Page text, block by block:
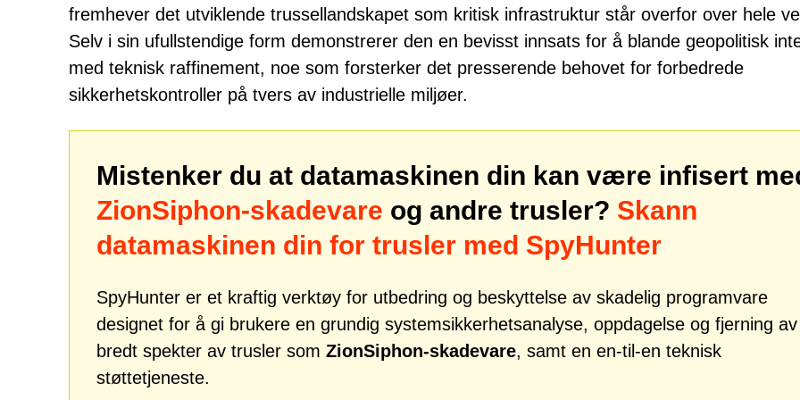
fremhever det utviklende trussellandskapet som kritisk infrastruktur står overfor over hele
Selv i sin ufullstendige form demonstrerer den en bevisst innsats for å blande geopolitisk
med teknisk raffinement, noe som forsterker det presserende behovet for forbedrede
sikkerhetskontroller på tvers av industrielle miljøer.
Mistenker du at datamaskinen din kan være infisert
ZionSiphon-skadevare og andre trusler? Skann
datamaskinen din for trusler med SpyHunter
SpyHunter er et kraftig verktøy for utbedring og beskyttelse av skadelig programvare
designet for å gi brukere en grundig systemsikkerhetsanalyse, oppdagelse og fjerning
bredt spekter av trusler som ZionSiphon-skadevare, samt en en-til-en teknisk
støttetjeneste.